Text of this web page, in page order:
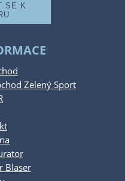
Zelený Sport
Blaser